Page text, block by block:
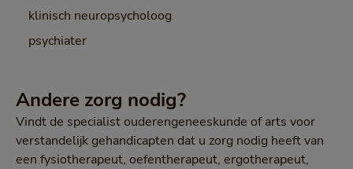
klinisch neuropsycholoog
psychiater
Andere zorg nodig?
Vindt de specialist ouderengeneeskunde of arts voor
verstandelijk gehandicapten dat u zorg nodig heeft van
een fysiotherapeut, oefentherapeut, ergotherapeut,